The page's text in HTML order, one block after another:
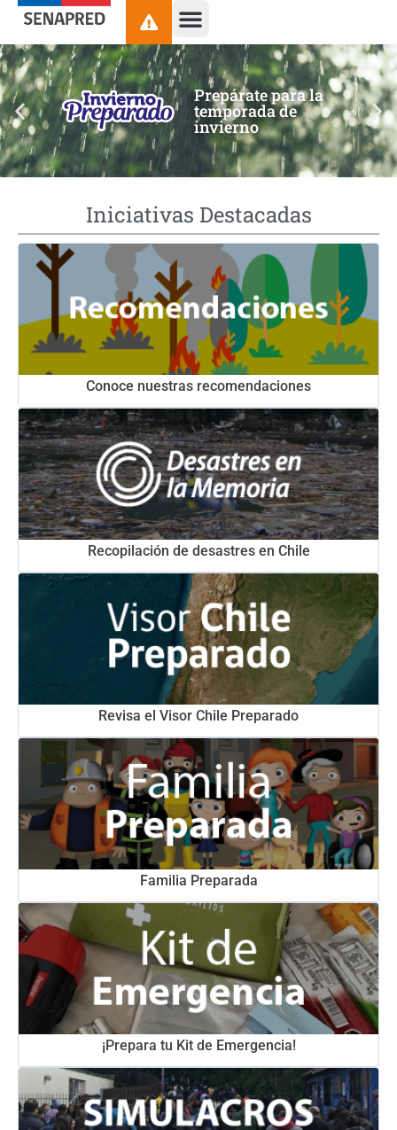
contenido
Prepárate para la
temporada de
invierno
Iniciativas Destacadas
Conoce nuestras recomendaciones
Recopilación de desastres en Chile
Revisa el Visor Chile Preparado
Familia Preparada
¡Prepara tu Kit de Emergencia!